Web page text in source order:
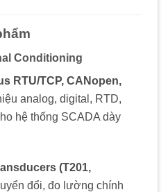
Conditioning
RTU/TCP, CANopen,
analog, digital, RTD,
hệ thống SCADA dày
(T201,
đổi, đo lường chính